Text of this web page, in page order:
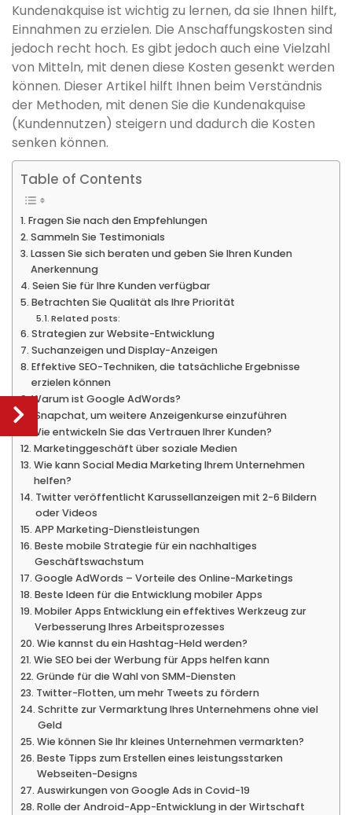
Kundenakquise ist wichtig zu lernen, da sie Ihnen hilft,
Einnahmen zu erzielen. Die Anschaffungskosten sind
jedoch recht hoch. Es gibt jedoch auch eine Vielzahl
von Mitteln, mit denen diese Kosten gesenkt werden
können. Dieser Artikel hilft Ihnen beim Verständnis
der Methoden, mit denen Sie die Kundenakquise
(Kundennutzen) steigern und dadurch die Kosten
senken können.
Table of Contents
Fragen Sie nach den Empfehlungen
Sammeln Sie Testimonials
Lassen Sie sich beraten und geben Sie Ihren Kunden
Anerkennung
Seien Sie für Ihre Kunden verfügbar
Betrachten Sie Qualität als Ihre Priorität
Related posts:
Strategien zur Website-Entwicklung
Suchanzeigen und Display-Anzeigen
Effektive SEO-Techniken, die tatsächliche Ergebnisse
erzielen können
Warum ist Google AdWords?
Snapchat, um weitere Anzeigenkurse einzuführen
Wie entwickeln Sie das Vertrauen Ihrer Kunden?
Marketinggeschäft über soziale Medien
Wie kann Social Media Marketing Ihrem Unternehmen
helfen?
Twitter veröffentlicht Karussellanzeigen mit 2-6 Bildern
oder Videos
APP Marketing-Dienstleistungen
Beste mobile Strategie für ein nachhaltiges
Geschäftswachstum
Google AdWords – Vorteile des Online-Marketings
Beste Ideen für die Entwicklung mobiler Apps
Mobiler Apps Entwicklung ein effektives Werkzeug zur
Verbesserung Ihres Arbeitsprozesses
Wie kannst du ein Hashtag-Held werden?
Wie SEO bei der Werbung für Apps helfen kann
Gründe für die Wahl von SMM-Diensten
Twitter-Flotten, um mehr Tweets zu fördern
Schritte zur Vermarktung Ihres Unternehmens ohne viel
Geld
Wie können Sie Ihr kleines Unternehmen vermarkten?
Beste Tipps zum Erstellen eines leistungsstarken
Webseiten-Designs
Auswirkungen von Google Ads in Covid-19
Rolle der Android-App-Entwicklung in der Wirtschaft